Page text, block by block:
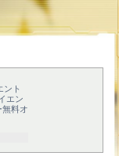
ント
エン
無料オ